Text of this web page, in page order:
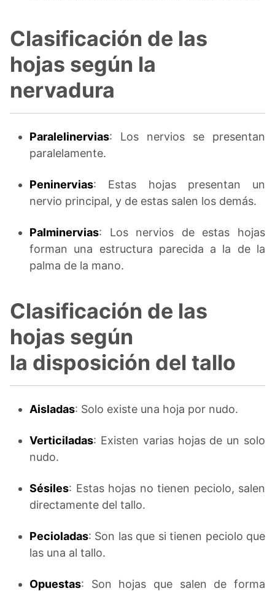
Clasificación de las
hojas según la
nervadura
Paralelinervias: Los nervios se presentan
paralelamente.
Peninervias: Estas hojas presentan un
nervio principal, y de estas salen los demás.
Palminervias: Los nervios de estas hojas
forman una estructura parecida a la de la
palma de la mano.
Clasificación de las
hojas según
la disposición del tallo
Aisladas: Solo existe una hoja por nudo.
Verticiladas: Existen varias hojas de un solo
nudo.
Sésiles: Estas hojas no tienen peciolo, salen
directamente del tallo.
Pecioladas: Son las que si tienen peciolo que
las una al tallo.
Opuestas: Son hojas que salen de forma